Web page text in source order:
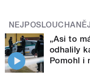
„Asi to
odhalily
Pomohl i